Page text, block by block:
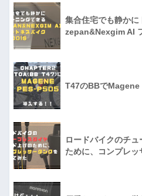
集合住宅でも静かに
zepan&Nexgim AI
T47のBBでMagene
ロードバイクのチ
ために、コンプレ